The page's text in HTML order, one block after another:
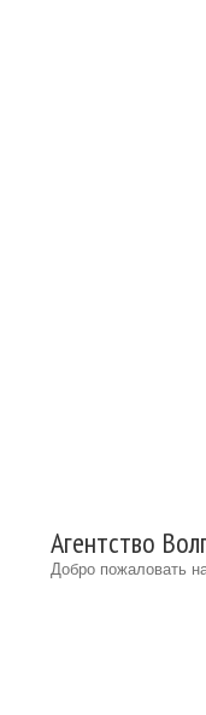
Агентство
Добро пожаловать